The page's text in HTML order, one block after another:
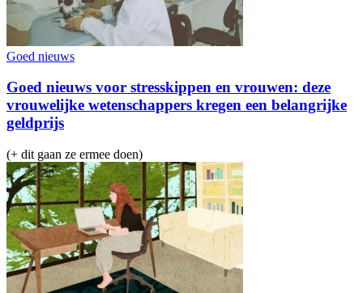
Goed nieuws
Goed nieuws voor stresskippen en vrouwen: deze
vrouwelijke wetenschappers kregen een belangrijke
geldprijs
(+ dit gaan ze ermee doen)